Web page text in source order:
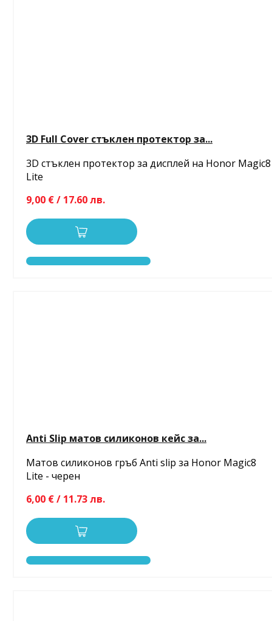
3D Full Cover стъклен протектор за...
3D стъклен протектор за дисплей на Honor Magic8
Lite
9,00 € / 17.60 лв.
Anti Slip матов силиконов кейс за...
Матов силиконов гръб Anti slip за Honor Magic8
Lite - черен
6,00 € / 11.73 лв.